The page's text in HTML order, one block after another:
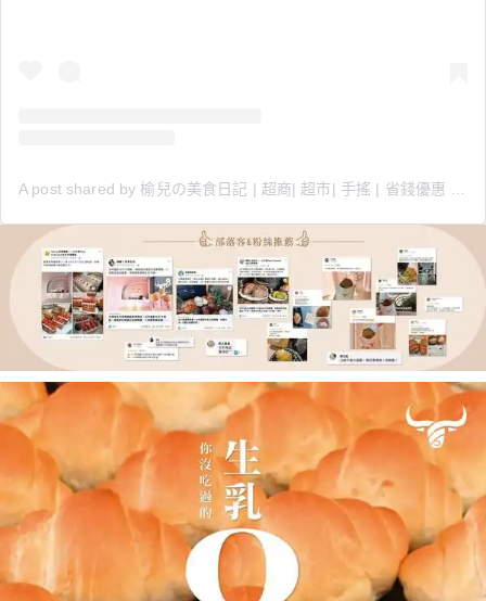
A post shared by 榆兒の美食日記 | 超商| 超市| 手搖 | 省錢優惠 (@foodiee_diaryy)